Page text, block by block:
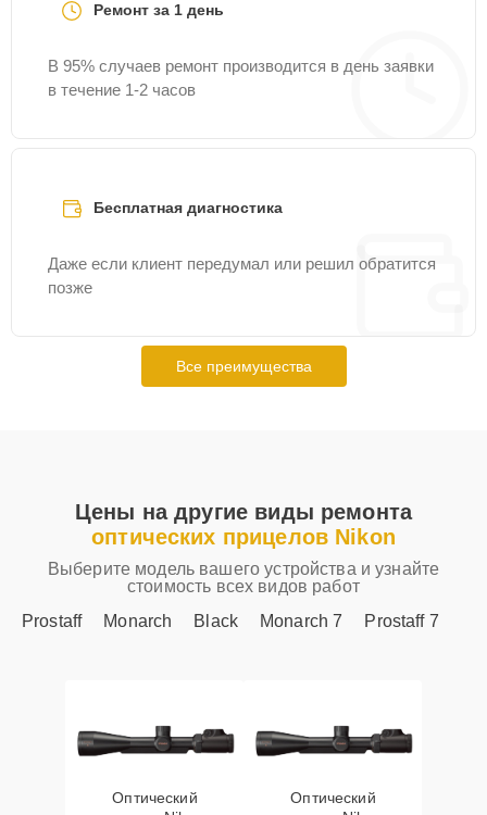
Ремонт за 1 день
В 95% случаев ремонт производится в день заявки
в течение 1-2 часов
Бесплатная диагностика
Даже если клиент передумал или решил обратится
позже
Все преимущества
Цены на другие виды ремонта
оптических прицелов Nikon
Выберите модель вашего устройства и узнайте
стоимость всех видов работ
Prostaff
Monarch Black Monarch 7 Prostaff 7
Оптический
Оптический